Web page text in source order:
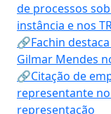
de processos
instância e nos
🔗Fachin
Gilmar Mendes
🔗Citação de
representante
representação